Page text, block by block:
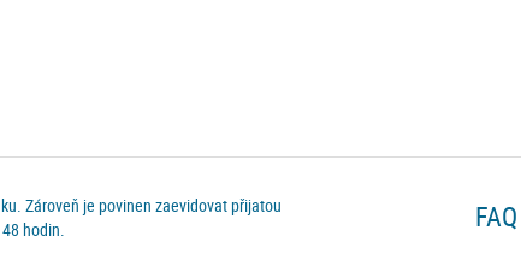
Zároveň je povinen zaevidovat přijatou
hodin.
FAQ